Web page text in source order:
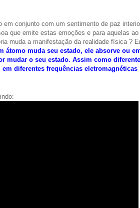
conjunto com um sentimento de paz
que emite estas emoções e para aquelas ao
muda a manifestação da realidade física ?
átomo muda seu estado, ele absorve ou
mudar o seu estado. Assim como
diferentes frequências eletromagnéticas